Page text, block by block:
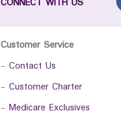
Customer Service
- Contact Us
- Customer Charter
- Medicare Exclusives